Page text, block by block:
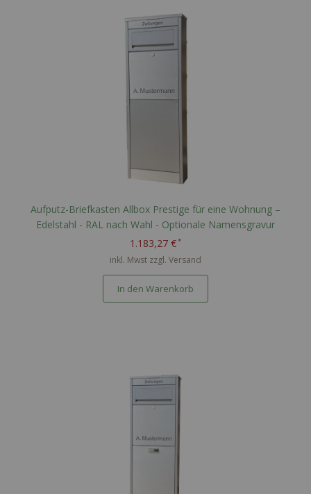
Aufputz-Briefkasten Allbox Prestige für eine Wohnung –
Edelstahl - RAL nach Wahl - Optionale Namensgravur
1.183,27 €
inkl. Mwst zzgl. Versand
In den Warenkorb